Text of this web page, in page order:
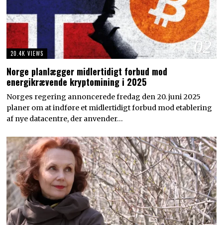
02
20.4K VIEWS
Norge planlægger midlertidigt forbud mod
energikrævende kryptomining i 2025
Norges regering annoncerede fredag den 20. juni 2025
planer om at indføre et midlertidigt forbud mod etablering
af nye datacentre, der anvender…